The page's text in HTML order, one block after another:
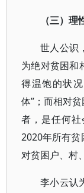
（三）
世人公识
为绝对贫困和
得温饱的状
体”；而相对
者，是任何
2020年所有
对贫困户、村
李小云认